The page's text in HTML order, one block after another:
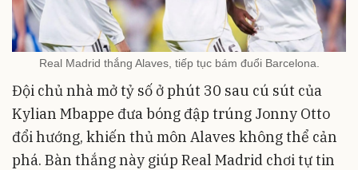
Real Madrid thắng Alaves, tiếp tục bám đuổi Barcelona.
Đội chủ nhà mở tỷ số ở phút 30 sau cú sút của
Kylian Mbappe đưa bóng đập trúng Jonny Otto
đổi hướng, khiến thủ môn Alaves không thể cản
phá. Bàn thắng này giúp Real Madrid chơi tự tin